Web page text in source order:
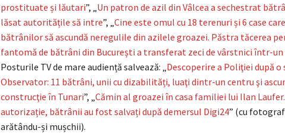
prostituate și lăutari”, „ Un patron de azil din Vâlcea a sechestrat
lăsat autoritățile să intre”, „ Cine este omul cu 18 terenuri și 6 case
bătrânilor să ascundă neregulile din azilele groazei. Păstra tăcerea
fantomă de bătrâni din București a transferat zeci de vârstnici într-
Posturile TV de mare audiență salvează: „ Descoperire a Poliţiei după o
Observator: 11 bătrâni, unii cu dizabilități, luaţi dintr-un centru şi
construcţie în Tunari”, „ Cămin al groazei în casa familiei lui Ilan
autorizație, bătrânii au fost salvați după demersul Digi24” (cu
arătându-și mușchii).